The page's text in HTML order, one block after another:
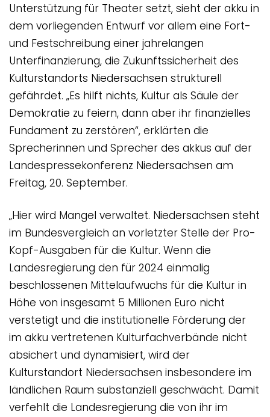
Unterstützung für Theater setzt, sieht der akku in
dem vorliegenden Entwurf vor allem eine Fort-
und Festschreibung einer jahrelangen
Unterfinanzierung, die Zukunftssicherheit des
Kulturstandorts Niedersachsen strukturell
gefährdet. „Es hilft nichts, Kultur als Säule der
Demokratie zu feiern, dann aber ihr finanzielles
Fundament zu zerstören“, erklärten die
Sprecherinnen und Sprecher des akkus auf der
Landespressekonferenz Niedersachsen am
Freitag, 20. September.
„Hier wird Mangel verwaltet. Niedersachsen steht
im Bundesvergleich an vorletzter Stelle der Pro-
Kopf-Ausgaben für die Kultur. Wenn die
Landesregierung den für 2024 einmalig
beschlossenen Mittelaufwuchs für die Kultur in
Höhe von insgesamt 5 Millionen Euro nicht
verstetigt und die institutionelle Förderung der
im akku vertretenen Kulturfachverbände nicht
absichert und dynamisiert, wird der
Kulturstandort Niedersachsen insbesondere im
ländlichen Raum substanziell geschwächt. Damit
verfehlt die Landesregierung die von ihr im